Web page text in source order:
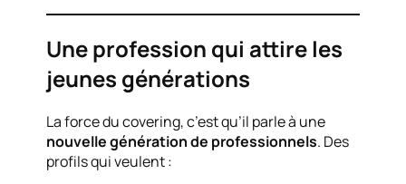
Une profession qui attire les
jeunes générations
La force du covering, c’est qu’il parle à une
nouvelle génération de professionnels. Des
profils qui veulent :